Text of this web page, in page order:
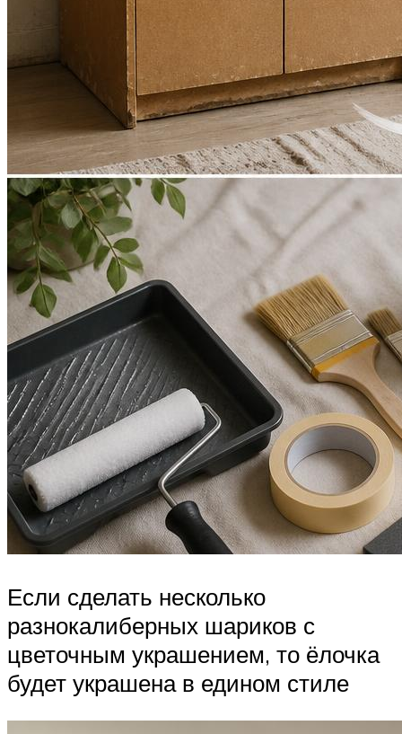
Если сделать несколько
разнокалиберных шариков с
цветочным украшением, то ёлочка
будет украшена в едином стиле